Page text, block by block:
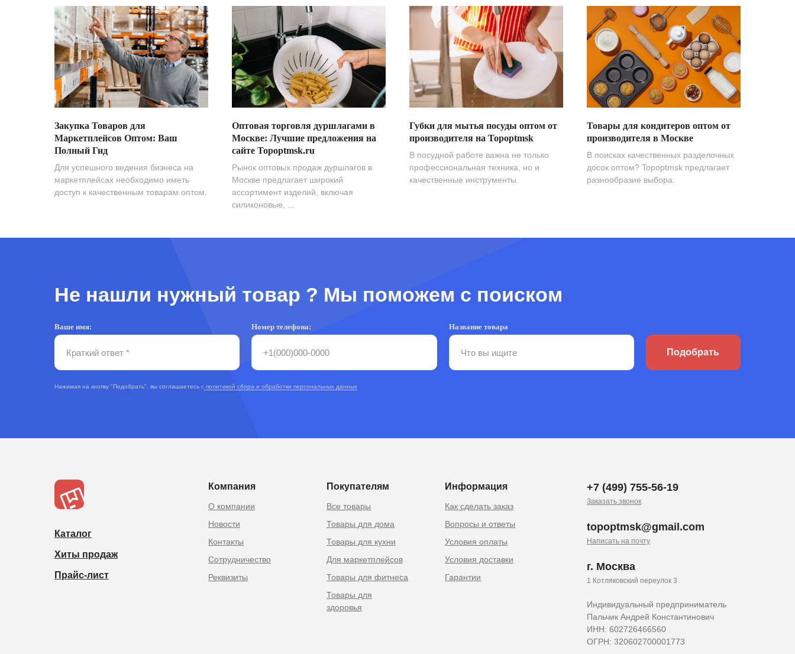
Закупка Товаров для
Маркетплейсов Оптом: Ваш
Полный Гид
Для успешного ведения бизнеса на
маркетплейсах необходимо иметь
доступ к качественным товарам оптом.
Оптовая торговля дуршлагами в
Москве: Лучшие предложения на
сайте Topoptmsk.ru
Рынок оптовых продаж дуршлагов в
Москве предлагает широкий
ассортимент изделий, включая
силиконовые, ...
Губки для мытья посуды оптом от
производителя на Topoptmsk
В посудной работе важна не только
профессиональная техника, но и
качественные инструменты.
Товары для кондитеров оптом от
производителя в Москве
В поисках качественных разделочных
досок оптом? Topoptmsk предлагает
разнообразие выбора:
Не нашли нужный товар ? Мы поможем с поиском
Ваше имя: Номер телефона: Название товара
Подобрать
Нажимая на кнопку "Подобрать", вы соглашаетесь с политикой сбора и обработки персональных данных
Компания Покупателям Информация
Как сделать заказ
Вопросы и ответы
Условия оплаты
Индивидуальный предприниматель
Пальчик Андрей Константинович
ИНН: 602726466560
ОГРН: 320602700001773
Гарантии
Все товары
Товары для дома
Товары для кухни
О компании
Новости
Контакты
Сотрудничество
Для маркетплейсов
Товары для фитнеса
Товары для
здоровья
Реквизиты
+7 (499) 755-56-19
Заказать звонок
topoptmsk@gmail.com
Написать на почту
г. Москва
1 Котляковский переулок 3
Каталог
Хиты продаж
Прайс-лист
Условия доставки